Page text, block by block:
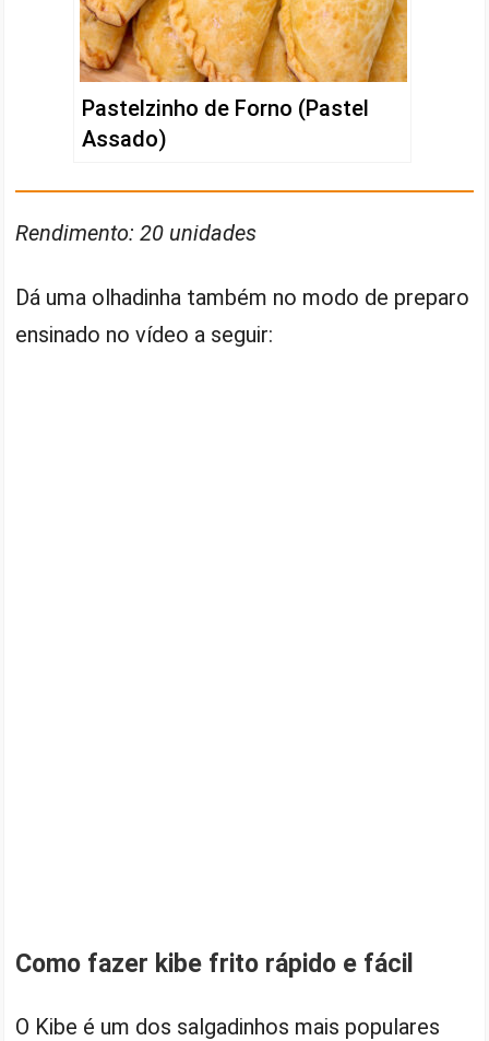
Pastelzinho de Forno (Pastel
Assado)
Rendimento: 20 unidades
Dá uma olhadinha também no modo de preparo
ensinado no vídeo a seguir:
Como fazer kibe frito rápido e fácil
O Kibe é um dos salgadinhos mais populares